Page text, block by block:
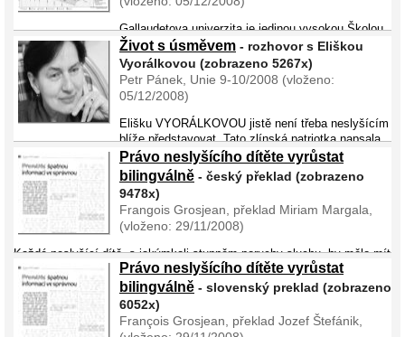
Gallaudetova univerzita je jedinou vysokou Školou
pre nepočujúcich vo svete, nachádza sa vo Washingtone, v hlavnom
meste USA; Gallaudetova univerzita ponúka pedagogické, filozofické,
humanitné, prírodovedné odbory a odbor umenia pre nepo� ...
Život s úsměvem - rozhovor s Eliškou
Vyorálkovou (zobrazeno 5267x)
Petr Pánek, Unie 9-10/2008 (vloženo:
05/12/2008)
Elišku VYORÁLKOVOU jistě není třeba neslyšícím
blíže představovat. Tato zlínská patriotka napsala
řadu básní, kterých si všimla třeba Česká televize nebo studenti
z JAMU. Vystupovala s nimi také na Mluvících rukou. V ...
Právo neslyšícího dítěte vyrůstat
bilingválně - český překlad (zobrazeno
9478x)
Frangois Grosjean, překlad Miriam Margala,
(vloženo: 29/11/2008)
Každé neslyšící dítě, s jakýmkoli stupněm poruchy sluchu, by mělo mít
právo vyrůst bilingválně (dvojjazyčně). Znát a používat znakový jazyk,
jazyk slyšících (v její písemné a také, pokud možno, v její mluvené
formě) um ...
Právo neslyšícího dítěte vyrůstat
bilingválně - slovenský preklad (zobrazeno
6052x)
François Grosjean, překlad Jozef Štefánik,